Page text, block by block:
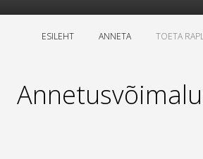
ESILEHT ANNETA TOETA